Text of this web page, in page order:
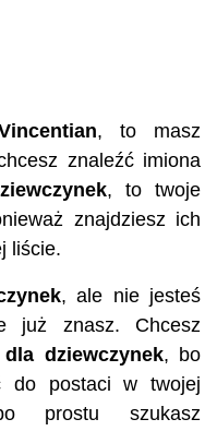
, to masz
znaleźć imiona
, to twoje
znajdziesz ich
liście.
, ale nie jesteś
już znasz. Chcesz
dla dziewczynek, bo
do postaci w twojej
prostu szukasz